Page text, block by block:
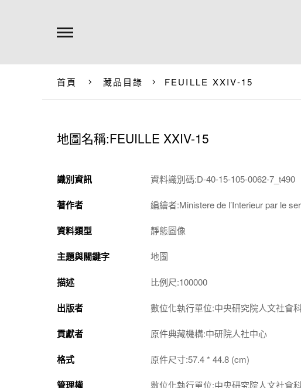
首頁 藏品目錄 FEUILLE XXIV-15
地圖名稱:FEUILLE XXIV-15
識別資訊 資料識別碼:D-40-15-105-0062-7_t490
著作者 編繪者:Ministere de l’Interieur par le
資料類型 靜態圖像
主題與關鍵字 地圖
描述 比例尺:100000
出版者 數位化執行單位:中央研究院人文社會
貢獻者 原件典藏機構:中研院人社中心
格式 原件尺寸:57.4 * 44.8 (cm)
管理權 數位化執行單位:中央研究院人文社會